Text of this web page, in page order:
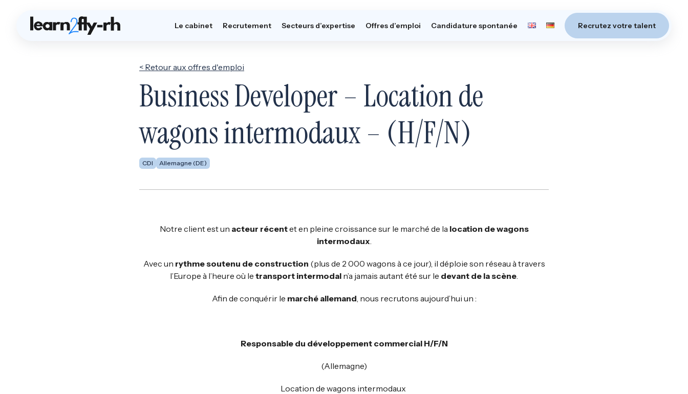
Le cabinet Recrutement Secteurs d’expertise Offres d’emploi Candidature spontanée Recrutez votre talent
< Retour aux offres d'emploi
Business Developer – Location de
wagons intermodaux – (H/F/N)
CDI Allemagne (DE)
Notre client est un acteur récentet en pleine croissance sur le marché de la location de wagons
intermodaux.
Avec un rythme soutenu de construction (plus de 2 000 wagons à ce jour), il déploie son réseau à travers
l’Europe à l’heure où le transport intermodal n’a jamais autant été sur le devant de la scène.
Afin de conquérir le marché allemand, nous recrutons aujourd’hui un :
Responsable du développement commercial H/F/N
(Allemagne)
Location de wagons intermodaux